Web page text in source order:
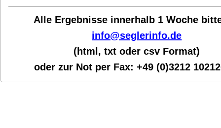
Alle Ergebnisse innerhalb 1 Woche bit
info@seglerinfo.de
(html, txt oder csv Format)
oder zur Not per Fax:+49 (0)3212